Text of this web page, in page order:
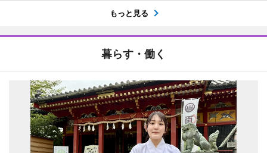
もっと見る
暮らす・働く